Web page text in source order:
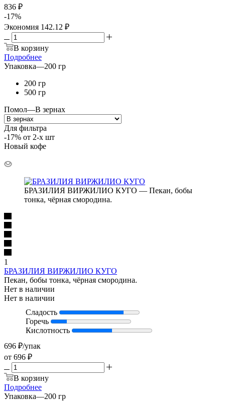
836 ₽
-17%
Экономия 142.12 ₽
В корзину
Подробнее
Упаковка—200 гр
200 гр
500 гр
Помол—В зернах
Для фильтра
-17% от 2-х шт
Новый кофе
БРАЗИЛИЯ ВИРЖИЛИО КУГО — Пекан, бобы
тонка, чёрная смородина.
1
БРАЗИЛИЯ ВИРЖИЛИО КУГО
Пекан, бобы тонка, чёрная смородина.
Нет в наличии
Нет в наличии
Сладость
Горечь
Кислотность
696 ₽/упак
от 696 ₽
В корзину
Подробнее
Упаковка—200 гр